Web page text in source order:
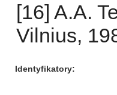
[16] A.A.
Vilnius,
Identyfikatory